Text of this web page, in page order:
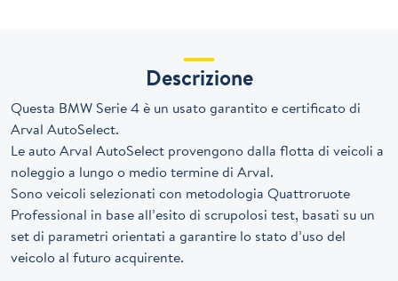
Descrizione
Questa BMW Serie 4 è un usato garantito e certificato di
Arval AutoSelect.
Le auto Arval AutoSelect provengono dalla flotta di veicoli a
noleggio a lungo o medio termine di Arval.
Sono veicoli selezionati con metodologia Quattroruote
Professional in base all’esito di scrupolosi test, basati su un
set di parametri orientati a garantire lo stato d’uso del
veicolo al futuro acquirente.